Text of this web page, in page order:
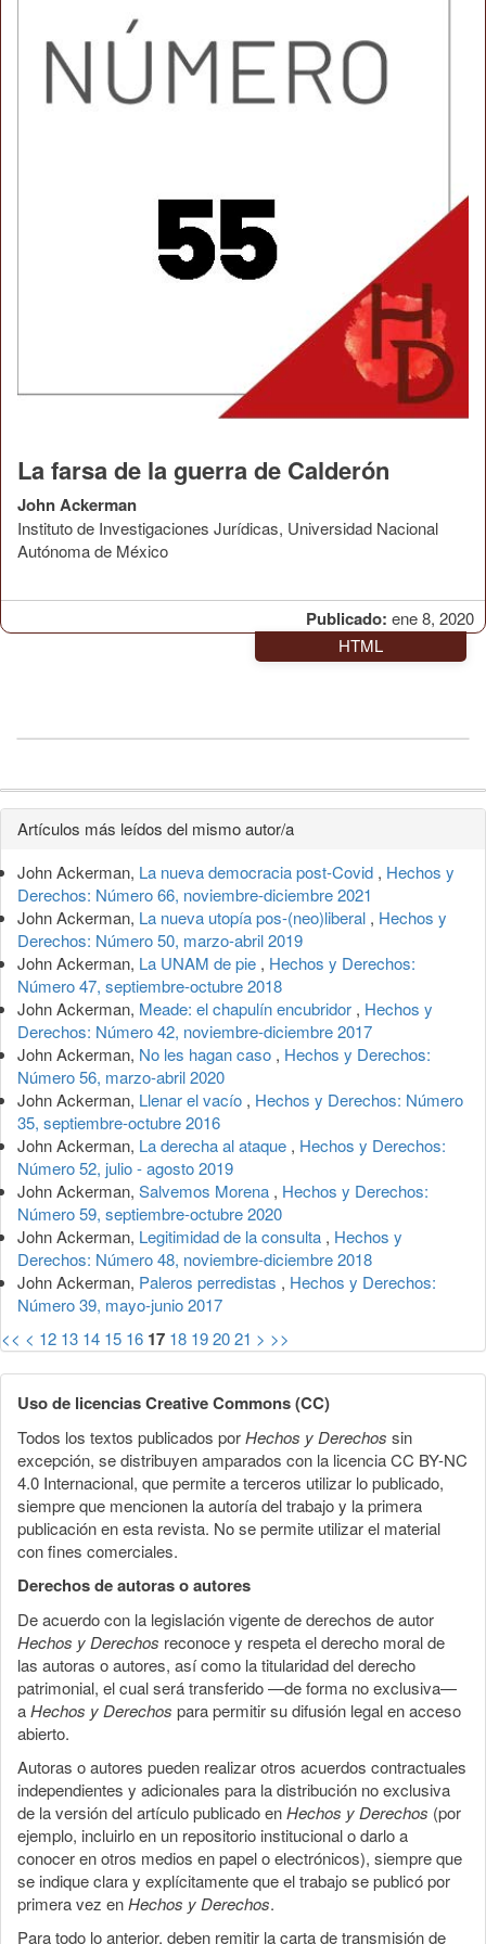
Publicado: ene 8, 2020
La farsa de la guerra de Calderón
John Ackerman
Instituto de Investigaciones Jurídicas, Universidad Nacional
Autónoma de México
HTML
Detalles
del
artículo
Artículos más leídos del mismo autor/a
John Ackerman, La nueva democracia post-Covid , Hechos y
Derechos: Número 66, noviembre-diciembre 2021
John Ackerman, La nueva utopía pos-(neo)liberal , Hechos y
Derechos: Número 50, marzo-abril 2019
John Ackerman, La UNAM de pie , Hechos y Derechos:
Número 47, septiembre-octubre 2018
John Ackerman, Meade: el chapulín encubridor , Hechos y
Derechos: Número 42, noviembre-diciembre 2017
John Ackerman, No les hagan caso , Hechos y Derechos:
Número 56, marzo-abril 2020
John Ackerman, Llenar el vacío , Hechos y Derechos: Número
35, septiembre-octubre 2016
John Ackerman, La derecha al ataque , Hechos y Derechos:
Número 52, julio - agosto 2019
John Ackerman, Salvemos Morena , Hechos y Derechos:
Número 59, septiembre-octubre 2020
John Ackerman, Legitimidad de la consulta , Hechos y
Derechos: Número 48, noviembre-diciembre 2018
John Ackerman, Paleros perredistas , Hechos y Derechos:
Número 39, mayo-junio 2017
<< < 12 13 14 15 16 17 18 192021 > >>
Uso de licencias Creative Commons (CC)
Todos los textos publicados porHechos y Derechos sin
excepción, se distribuyen amparados con la licencia CC BY-NC
4.0 Internacional, que permite a terceros utilizar lo publicado,
siempre que mencionen la autoría del trabajo y la primera
publicación en esta revista. No se permite utilizar el material
con fines comerciales.
Derechos de autoras o autores
De acuerdo con la legislación vigente de derechos de autor
Hechos y Derechos reconoce y respeta el derecho moral de
las autoras o autores, así como la titularidad del derecho
patrimonial, el cual será transferido —de forma no exclusiva—
aHechos y Derechos para permitir su difusión legal en acceso
abierto.
Autoras o autores pueden realizar otros acuerdos contractuales
independientes y adicionales para la distribución no exclusiva
de la versión del artículo publicado enHechos y Derechos (por
ejemplo, incluirlo en un repositorio institucional o darlo a
conocer en otros medios en papel o electrónicos), siempre que
se indique clara y explícitamente que el trabajo se publicó por
primera vez enHechos y Derechos.
Para todo lo anterior, deben remitir la carta de transmisión de